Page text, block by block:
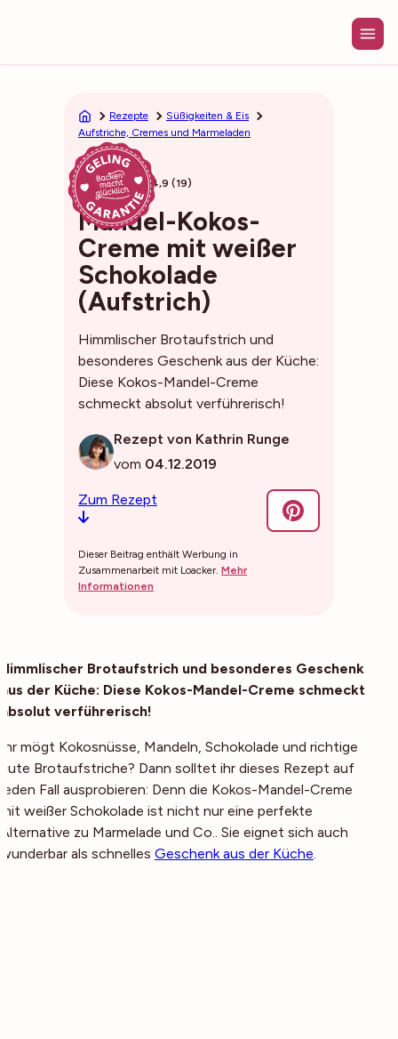
Rezepte
Süßigkeiten & Eis
Aufstriche, Cremes und Marmeladen
15min 4,9 (19)
Mandel-Kokos-
Creme mit weißer
Schokolade
(Aufstrich)
Himmlischer Brotaufstrich und
besonderes Geschenk aus der Küche:
Diese Kokos-Mandel-Creme
schmeckt absolut verführerisch!
Rezept von Kathrin Runge
vom 04.12.2019
Zum Rezept
Dieser Beitrag enthält Werbung in
Zusammenarbeit mit Loacker. Mehr
Informationen
Himmlischer Brotaufstrich und besonderes Geschenk
aus der Küche: Diese Kokos-Mandel-Creme schmeckt
absolut verführerisch!
Ihr mögt Kokosnüsse, Mandeln, Schokolade und richtige
gute Brotaufstriche? Dann solltet ihr dieses Rezept auf
jeden Fall ausprobieren: Denn die Kokos-Mandel-Creme
mit weißer Schokolade ist nicht nur eine perfekte
Alternative zu Marmelade und Co.. Sie eignet sich auch
wunderbar als schnelles Geschenk aus der Küche.